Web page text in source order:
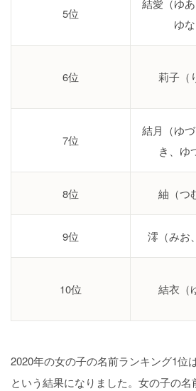
5位
結愛（ゆあ
ゆな
6位 莉子（
7位
結月（ゆ
き、ゆ
8位 紬（つ
9位 澪（みお
10位 結衣（
2020年の女の子の名前ランキング1位
という結果になりました。女の子の名